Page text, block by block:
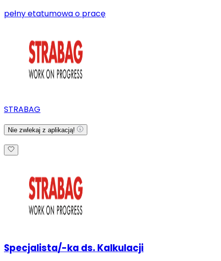
pełny etatumowa o pracę
STRABAG
Nie zwlekaj z aplikacją!
Specjalista/-ka ds. Kalkulacji